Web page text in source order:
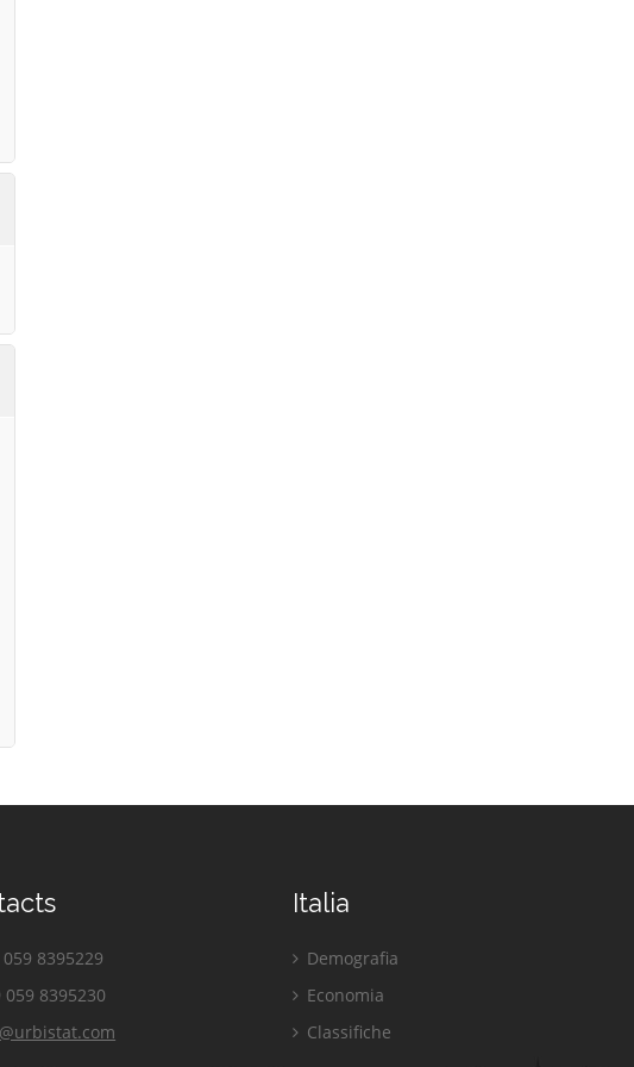
059 8395229
059 8395230
Italia
Demografia
Economia
Classifiche